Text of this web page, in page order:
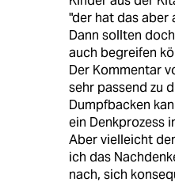
"der hat das aber
Dann sollten
auch begreifen
Der Kommentar
sehr passend zu
Dumpfbacken
ein Denkprozess
Aber vielleicht
ich das
nach, sich